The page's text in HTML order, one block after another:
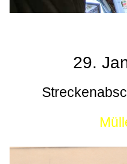
29.